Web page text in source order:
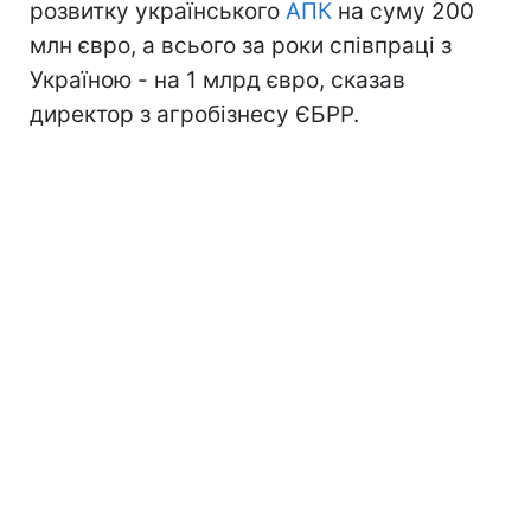
розвитку українського АПК на суму 200
млн євро, а всього за роки співпраці з
Україною - на 1 млрд євро, сказав
директор з агробізнесу ЄБРР.